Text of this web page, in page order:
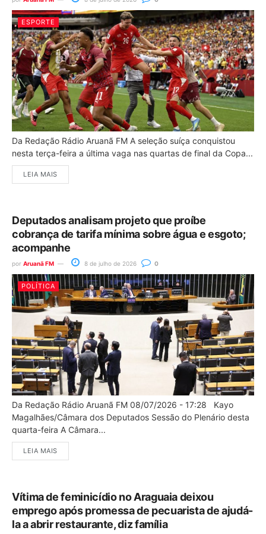
ESPORTE
Da Redação Rádio Aruanã FM A seleção suíça conquistou
nesta terça-feira a última vaga nas quartas de final da Copa...
LEIA MAIS
Deputados analisam projeto que proíbe
cobrança de tarifa mínima sobre água e esgoto;
acompanhe
por Aruanã FM 8 de julho de 2026 0
POLÍTICA
Da Redação Rádio Aruanã FM 08/07/2026 - 17:28 Kayo
Magalhães/Câmara dos Deputados Sessão do Plenário desta
quarta-feira A Câmara...
LEIA MAIS
Vítima de feminicídio no Araguaia deixou
emprego após promessa de pecuarista de ajudá-
la a abrir restaurante, diz família